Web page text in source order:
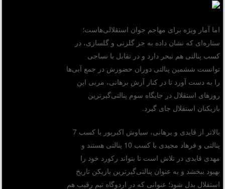
اما آمار ویژه برای مهاجم جوان استقلالی‌هاست؛
ستاره‌ای که نشان داده به جز گلزنی و گلسازی، در
کسب پنالتی هم تبحر دارد و در تقابل با نساجی
توانست ششمین پنالتی دوران حضورش در جمع آبی‌ها
را به دست آورد تا در کنار آرش برهانی، مربی این
روزهای استقلال در جایگاه سوم پنالتی‌گیرترین
بازیکنان استقلال جای گیرد.
بالاتر از قایدی و برهانی، سیاوش اکبرپور با کسب 7
پنالتی و فرهاد مجیدی با کسب 10 پنالتی هستند و
مهدی قایدی در تلاش است تا بتواند رکورد خود را
بهبود ببخشد و به عنوان پنالتی‌گیرترین بازیکن تاریخ
استقلال بدل شود؛ عنوانی که در اردوگاه تیم رقیب هم